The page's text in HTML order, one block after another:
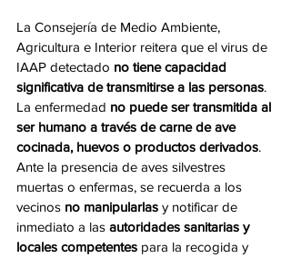
La Consejería de Medio Ambiente,
Agricultura e Interior reitera que el virus de
IAAP detectado no tiene capacidad
significativa de transmitirse a las personas.
La enfermedad no puede ser transmitida al
ser humano a través de carne de ave
cocinada, huevos o productos derivados.
Ante la presencia de aves silvestres
muertas o enfermas, se recuerda a los
vecinos no manipularlas y notificar de
inmediato a las autoridades sanitarias y
locales competentes para la recogida y